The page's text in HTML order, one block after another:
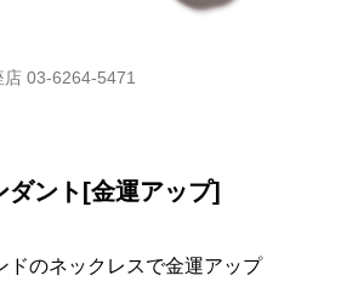
03-6264-5471
ダント[金運アップ]
ドのネックレスで金運アップ